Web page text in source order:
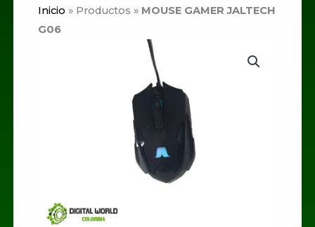
Inicio » Productos » MOUSE GAMER JALTECH
G06